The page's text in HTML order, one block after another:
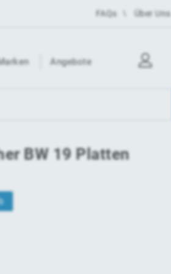
FAQs Über Uns
Angebote
BW 19 Platten